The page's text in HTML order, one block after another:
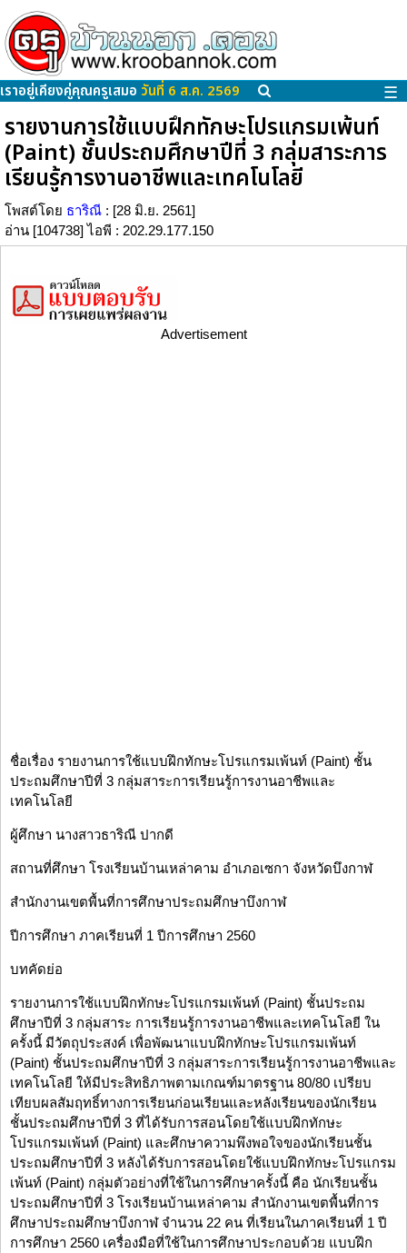
เราอยู่เคียงคู่คุณครูเสมอ วันที่ 6 ส.ค. 2569 ☰
รายงานการใช้แบบฝึกทักษะโปรแกรมเพ้นท์
(Paint) ชั้นประถมศึกษาปีที่ 3 กลุ่มสาระการ
เรียนรู้การงานอาชีพและเทคโนโลยี
โพสต์โดย ธาริณี : [28 มิ.ย. 2561]
อ่าน [104738] ไอพี : 202.29.177.150
Advertisement
ชื่อเรื่อง รายงานการใช้แบบฝึกทักษะโปรแกรมเพ้นท์ (Paint) ชั้น
ประถมศึกษาปีที่ 3 กลุ่มสาระการเรียนรู้การงานอาชีพและ
เทคโนโลยี
ผู้ศึกษา นางสาวธาริณี ปากดี
สถานที่ศึกษา โรงเรียนบ้านเหล่าคาม อำเภอเซกา จังหวัดบึงกาฬ
สำนักงานเขตพื้นที่การศึกษาประถมศึกษาบึงกาฬ
ปีการศึกษา ภาคเรียนที่ 1 ปีการศึกษา 2560
บทคัดย่อ
รายงานการใช้แบบฝึกทักษะโปรแกรมเพ้นท์ (Paint) ชั้นประถม
ศึกษาปีที่ 3 กลุ่มสาระ การเรียนรู้การงานอาชีพและเทคโนโลยี ใน
ครั้งนี้ มีวัตถุประสงค์ เพื่อพัฒนาแบบฝึกทักษะโปรแกรมเพ้นท์
(Paint) ชั้นประถมศึกษาปีที่ 3 กลุ่มสาระการเรียนรู้การงานอาชีพและ
เทคโนโลยี ให้มีประสิทธิภาพตามเกณฑ์มาตรฐาน 80/80 เปรียบ
เทียบผลสัมฤทธิ์ทางการเรียนก่อนเรียนและหลังเรียนของนักเรียน
ชั้นประถมศึกษาปีที่ 3 ที่ได้รับการสอนโดยใช้แบบฝึกทักษะ
โปรแกรมเพ้นท์ (Paint) และศึกษาความพึงพอใจของนักเรียนชั้น
ประถมศึกษาปีที่ 3 หลังได้รับการสอนโดยใช้แบบฝึกทักษะโปรแกรม
เพ้นท์ (Paint) กลุ่มตัวอย่างที่ใช้ในการศึกษาครั้งนี้ คือ นักเรียนชั้น
ประถมศึกษาปีที่ 3 โรงเรียนบ้านเหล่าคาม สำนักงานเขตพื้นที่การ
ศึกษาประถมศึกษาบึงกาฬ จำนวน 22 คน ที่เรียนในภาคเรียนที่ 1 ปี
การศึกษา 2560 เครื่องมือที่ใช้ในการศึกษาประกอบด้วย แบบฝึก